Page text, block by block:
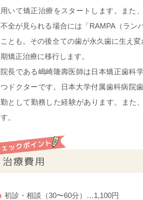
用いて矯正治療をスタートします。また
不全が見られる場合には「RAMPA（ラン
ことも。その後全ての歯が永久歯に生え
期矯正治療に移行します。
院長である嶋崎隆壽医師は日本矯正歯科
つドクターです。日本大学付属歯科病院
勤として勤務した経験があります。また
す。
治療費用
初診・相談（30〜60分）…1,100円